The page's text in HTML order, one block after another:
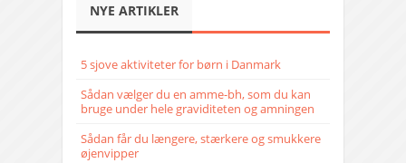
NYE ARTIKLER
5 sjove aktiviteter for børn i Danmark
Sådan vælger du en amme-bh, som du kan
bruge under hele graviditeten og amningen
Sådan får du længere, stærkere og smukkere
øjenvipper